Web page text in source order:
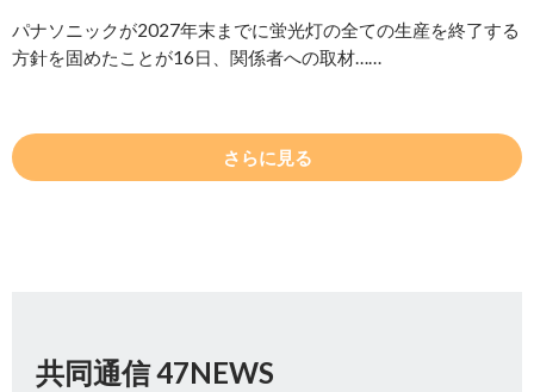
パナソニックが2027年末までに蛍光灯の全ての生産を終了する
方針を固めたことが16日、関係者への取材……
さらに見る
共同通信 47NEWS